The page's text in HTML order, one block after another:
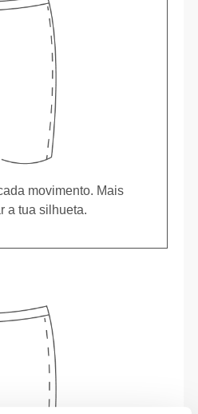
movimento. Mais
a tua silhueta.